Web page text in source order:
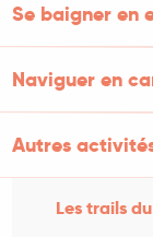
Se baigner en
Naviguer en
Autres
Les trails